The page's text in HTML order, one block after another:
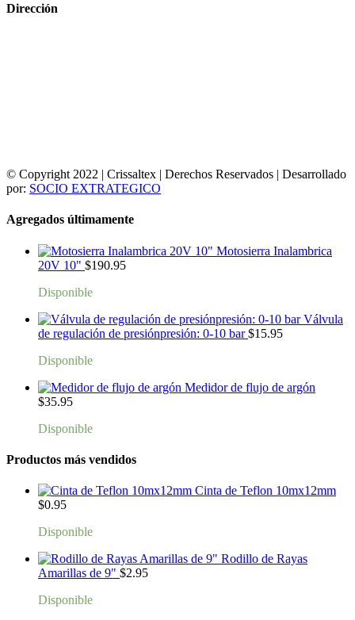
Dirección
© Copyright 2022 | Crissaltex | Derechos Reservados | Desarrollado
por: SOCIO EXTRATEGICO
Agregados últimamente
Motosierra Inalambrica
20V 10" $190.95
Disponible
Válvula
de regulación de presiónpresión: 0-10 bar $15.95
Disponible
Medidor de flujo de argón
$35.95
Disponible
Productos más vendidos
Cinta de Teflon 10mx12mm
$0.95
Disponible
Rodillo de Rayas
Amarillas de 9" $2.95
Disponible